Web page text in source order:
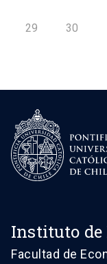
29 30
Instituto de
Facultad de